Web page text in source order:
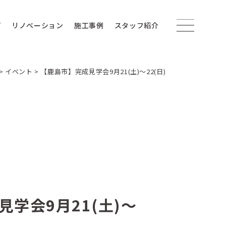
リノベーション 施工事例 スタッフ紹介
イベント > 【鹿島市】完成見学会9月21(土)〜22(日)
学会9月21(土)〜